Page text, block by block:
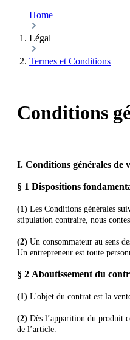
Home
Légal
Termes et Conditions
Conditions
I. Conditions générales de
§ 1 Dispositions
(1) Les Conditions générales
stipulation contraire, nous
(2) Un consommateur au sens
Un entrepreneur est toute
§ 2 Aboutissement du
(1) L'objet du contrat est la
(2) Dès l’apparition du produit
de l’article.